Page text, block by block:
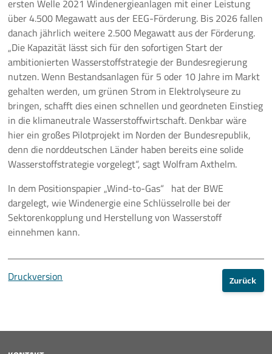
ersten Welle 2021 Windenergieanlagen mit einer Leistung
über 4.500 Megawatt aus der EEG-Förderung. Bis 2026 fallen
danach jährlich weitere 2.500 Megawatt aus der Förderung.
„Die Kapazität lässt sich für den sofortigen Start der
ambitionierten Wasserstoffstrategie der Bundesregierung
nutzen. Wenn Bestandsanlagen für 5 oder 10 Jahre im Markt
gehalten werden, um grünen Strom in Elektrolyseure zu
bringen, schafft dies einen schnellen und geordneten Einstieg
in die klimaneutrale Wasserstoffwirtschaft. Denkbar wäre
hier ein großes Pilotprojekt im Norden der Bundesrepublik,
denn die norddeutschen Länder haben bereits eine solide
Wasserstoffstrategie vorgelegt“, sagt Wolfram Axthelm.
In dem Positionspapier „Wind-to-Gas“ hat der BWE
dargelegt, wie Windenergie eine Schlüsselrolle bei der
Sektorenkopplung und Herstellung von Wasserstoff
einnehmen kann.
Druckversion Zurück